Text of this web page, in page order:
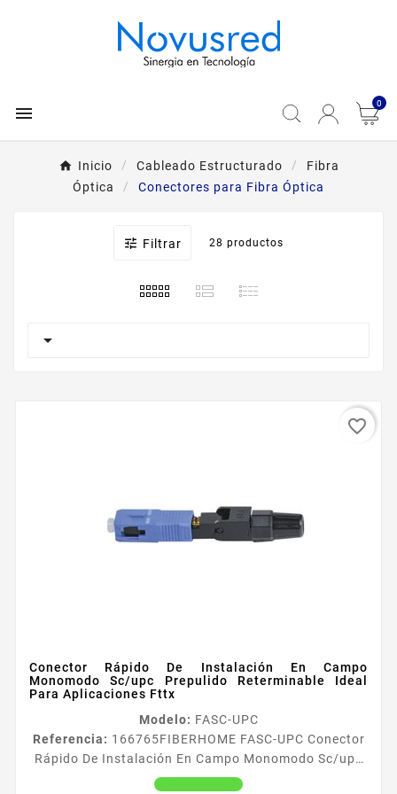
 0
Inicio Cableado Estructurado
Fibra
Óptica
Conectores para Fibra Óptica
 Filtrar 28 productos

Conector Rápido De Instalación En Campo
Monomodo Sc/upc Prepulido Reterminable Ideal
Para Aplicaciones Fttx
Modelo: FASC-UPC
Referencia: 166765FIBERHOME FASC-UPC Conector
Rápido De Instalación En Campo Monomodo Sc/upc
Prepulido Reterminable Ideal Para Aplicaciones Fttx
favorite_border